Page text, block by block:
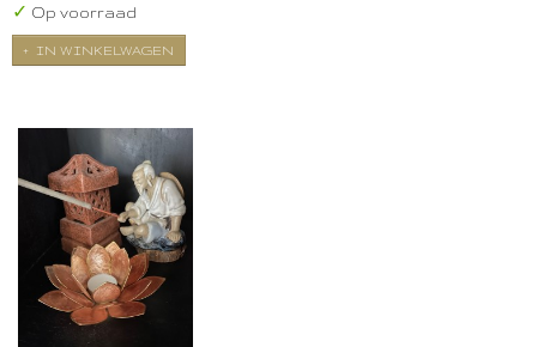
✓ Op voorraad
IN WINKELWAGEN